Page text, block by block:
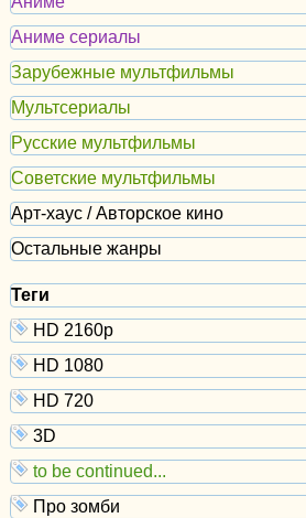
Аниме сериалы
Зарубежные мультфильмы
Мультсериалы
Русские мультфильмы
Советские мультфильмы
Арт-хаус / Авторское кино
Остальные жанры
Теги
HD 2160р
HD 1080
HD 720
3D
to be continued...
Про зомби